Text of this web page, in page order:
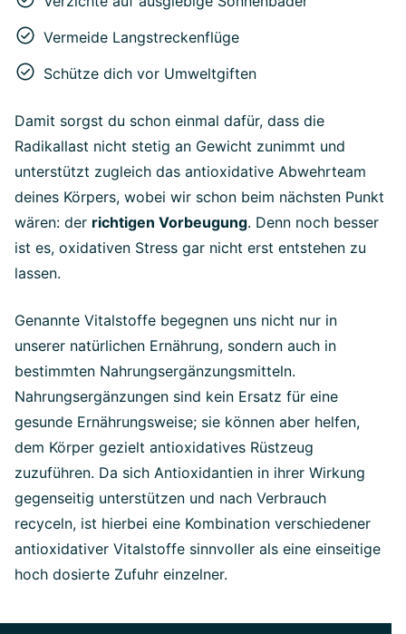
Vermeide Langstreckenflüge
Schütze dich vor Umweltgiften
Damit sorgst du schon einmal dafür, dass die
Radikallast nicht stetig an Gewicht zunimmt und
unterstützt zugleich das antioxidative Abwehrteam
deines Körpers, wobei wir schon beim nächsten Punkt
wären: der richtigen Vorbeugung. Denn noch besser
ist es, oxidativen Stress gar nicht erst entstehen zu
lassen.
Genannte Vitalstoffe begegnen uns nicht nur in
unserer natürlichen Ernährung, sondern auch in
bestimmten Nahrungsergänzungsmitteln.
Nahrungsergänzungen sind kein Ersatz für eine
gesunde Ernährungsweise; sie können aber helfen,
dem Körper gezielt antioxidatives Rüstzeug
zuzuführen. Da sich Antioxidantien in ihrer Wirkung
gegenseitig unterstützen und nach Verbrauch
recyceln, ist hierbei eine Kombination verschiedener
antioxidativer Vitalstoffe sinnvoller als eine einseitige
hoch dosierte Zufuhr einzelner.